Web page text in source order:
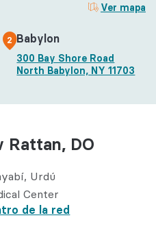
Ver mapa
2 Babylon
300 Bay Shore Road
North Babylon, NY 11703
Rattan, DO
Urdú
Center
de la red